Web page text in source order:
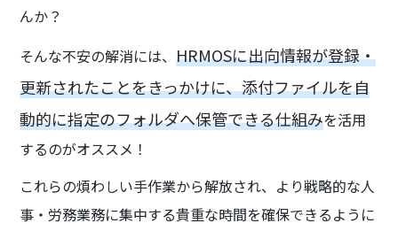
んか？
そんな不安の解消には、HRMOSに出向情報が登録・
更新されたことをきっかけに、添付ファイルを自
動的に指定のフォルダへ保管できる仕組みを活用
するのがオススメ！
これらの煩わしい手作業から解放され、より戦略的な人
事・労務業務に集中する貴重な時間を確保できるように